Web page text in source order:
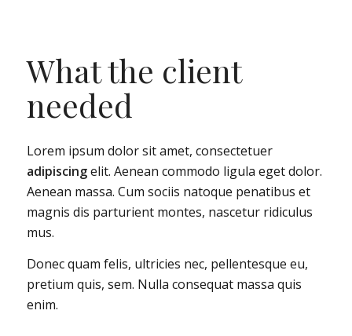
What the client
needed
Lorem ipsum dolor sit amet, consectetuer
adipiscingelit. Aenean commodo ligula eget dolor.
Aenean massa. Cum sociis natoque penatibus et
magnis dis parturient montes, nascetur ridiculus
mus.
Donec quam felis, ultricies nec, pellentesque eu,
pretium quis, sem. Nulla consequat massa quis
enim.